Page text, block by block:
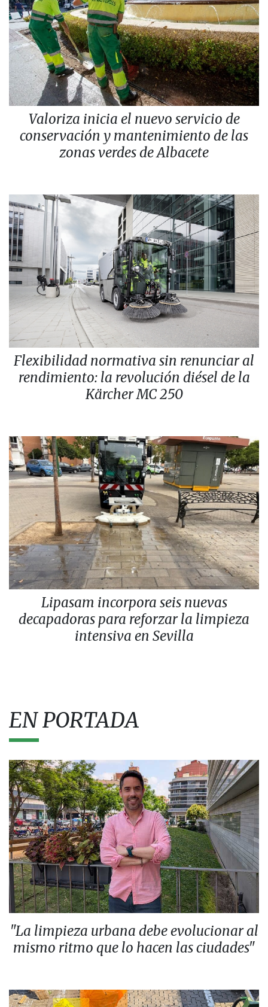
Valoriza inicia el nuevo servicio de
conservación y mantenimiento de las
zonas verdes de Albacete
Flexibilidad normativa sin renunciar al
rendimiento: la revolución diésel de la
Kärcher MC 250
Lipasam incorpora seis nuevas
decapadoras para reforzar la limpieza
intensiva en Sevilla
EN PORTADA
"La limpieza urbana debe evolucionar al
mismo ritmo que lo hacen las ciudades"